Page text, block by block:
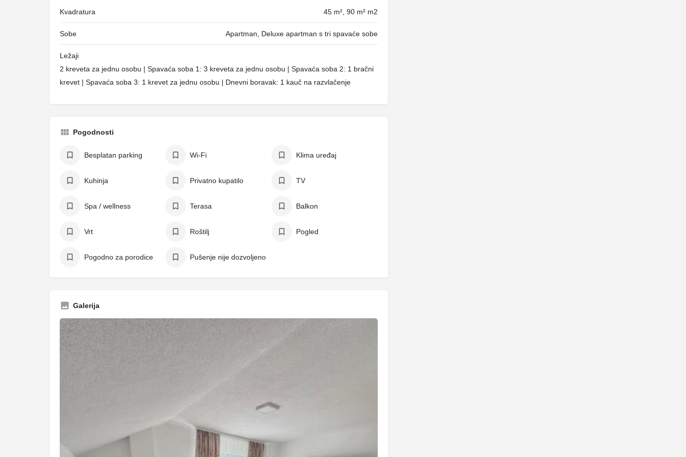
Kvadratura 45 m², 90 m² m2
Sobe Apartman, Deluxe apartman s tri spavaće sobe
Ležaji
2 kreveta za jednu osobu | Spavaća soba 1: 3 kreveta za jednu osobu | Spavaća soba 2: 1 bračni
krevet | Spavaća soba 3: 1 krevet za jednu osobu | Dnevni boravak: 1 kauč na razvlačenje
Pogodnosti
Besplatan parking Wi-Fi Klima uređaj
Kuhinja Privatno kupatilo TV
Spa / wellness Terasa Balkon
Vrt Roštilj Pogled
Pogodno za porodice Pušenje nije dozvoljeno
Galerija